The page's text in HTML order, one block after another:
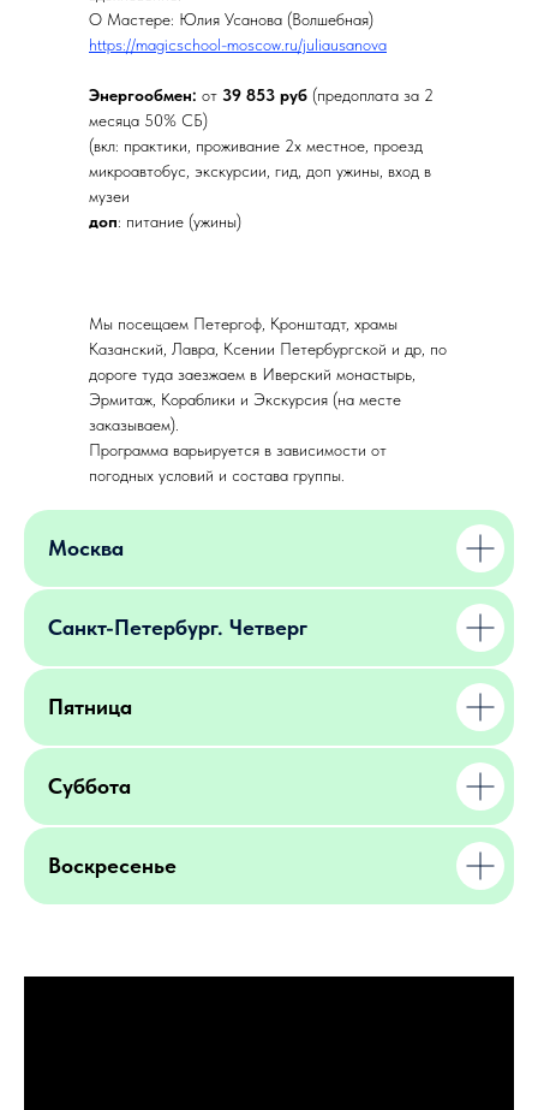
О Мастере: Юлия Усанова (Волшебная)
https://magicschool-moscow.ru/juliausanova
Энергообмен: от 39 853 руб (предоплата за 2
месяца 50% СБ)
(вкл: практики, проживание 2х местное, проезд
микроавтобус, экскурсии, гид, доп ужины, вход в
музеи
доп: питание (ужины)
Мы посещаем Петергоф, Кронштадт, храмы
Казанский, Лавра, Ксении Петербургской и др, по
дороге туда заезжаем в Иверский монастырь,
Эрмитаж, Кораблики и Экскурсия (на месте
заказываем).
Программа варьируется в зависимости от
погодных условий и состава группы.
Москва
Санкт-Петербург. Четверг
Пятница
Суббота
Воскресенье